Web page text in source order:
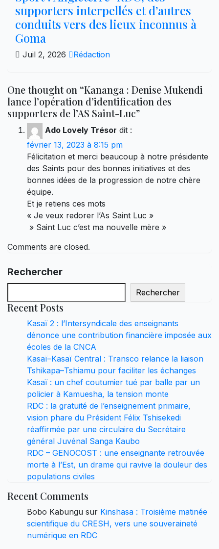
supporters interpellés et d’autres
conduits vers des lieux inconnus à
Goma
Juil 2, 2026 Rédaction
One thought on “Kananga : Denise Mukendi
lance l’opération d’identification des
supporters de l’AS Saint-Luc”
Ado Lovely Trésor dit :
février 13, 2023 à 8:15 pm
Félicitation et merci beaucoup à notre présidente
des Saints pour des bonnes initiatives et des
bonnes idées de la progression de notre chère
équipe.
Et je retiens ces mots
« Je veux redorer l’As Saint Luc »
» Saint Luc c’est ma nouvelle mère »
Comments are closed.
Rechercher
Rechercher
Recent Posts
Kasaï 2 : l’Intersyndicale des enseignants
dénonce une contribution financière imposée aux
écoles de la CNCA
Kasaï–Kasaï Central : Transco relance la liaison
Tshikapa–Tshiamu pour faciliter les échanges
Kasaï : un chef coutumier tué par balle par un
policier à Kamuesha, la tension monte
RDC : la gratuité de l’enseignement primaire,
vision phare du Président Félix Tshisekedi
réaffirmée par une circulaire du Secrétaire
général Juvénal Sanga Kaubo
RDC – GENOCOST : une enseignante retrouvée
morte à l’Est, un drame qui ravive la douleur des
populations civiles
Recent Comments
Bobo Kabungu sur Kinshasa : Troisième matinée
scientifique du CRESH, vers une souveraineté
numérique en RDC